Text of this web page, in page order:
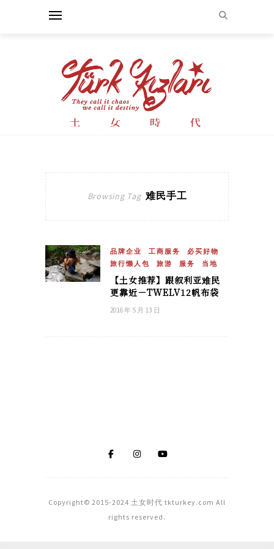
Browsing Tag 难民手工
品牌企业 工商服务
必买好物
旅行懒人包
旅游 服务 当地
【土女推荐】跟叙利亚难民
更靠近－TWELV12帆布袋
2016 年 5 月 13 日
Copyright© 2015-2024 土女时代 tkturkey.com All
rights reserved.